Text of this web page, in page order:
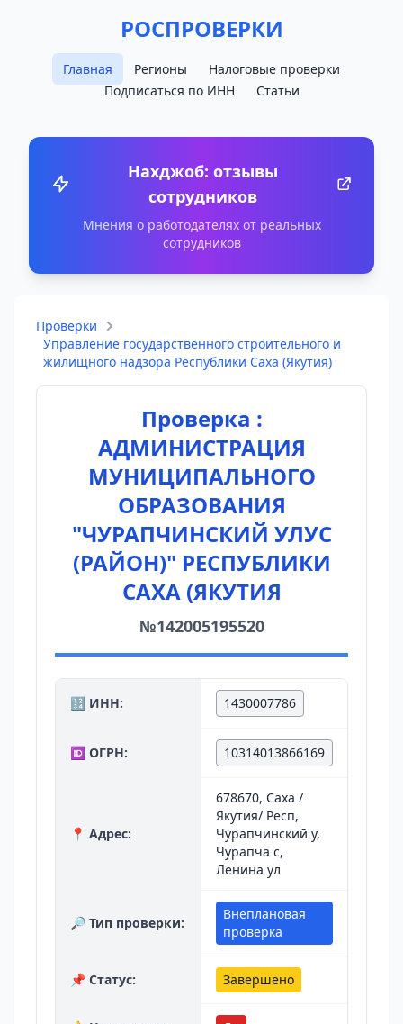
РОСПРОВЕРКИ
Главная Регионы
Налоговые проверки
Подписаться по ИНН
Статьи
Нахджоб: отзывы
сотрудников
Мнения о работодателях от реальных
сотрудников
Проверки
Управление государственного строительного и
жилищного надзора Республики Саха (Якутия)
Проверка :
АДМИНИСТРАЦИЯ
МУНИЦИПАЛЬНОГО
ОБРАЗОВАНИЯ
"ЧУРАПЧИНСКИЙ УЛУС
(РАЙОН)" РЕСПУБЛИКИ
САХА (ЯКУТИЯ
№142005195520
🔢 ИНН: 1430007786
🆔 ОГРН: 10314013866169
📍 Адрес:
678670, Саха /
Якутия/ Респ,
Чурапчинский у,
Чурапча с,
Ленина ул
🔎 Тип проверки:
Внеплановая
проверка
📌 Статус: Завершено